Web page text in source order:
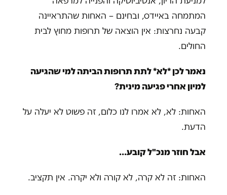
המתמחה באיידס, ובחינם – האחות שהתראיינה
קבעה נחרצות: אין הוצאה של תרופות מחוץ לבית
החולים.
נאמר לכן *לא* לתת תרופות הביתה למי שהגיעה
למיון אחרי פגיעה מינית?
האחות: לא, לא אמרו לנו כלום, זה פשוט לא יעלה על
הדעת.
אבל חוזר מנכ"ל קובע…
האחות: זה לא קרה, לא קורה ולא יקרה. אין תקציב.